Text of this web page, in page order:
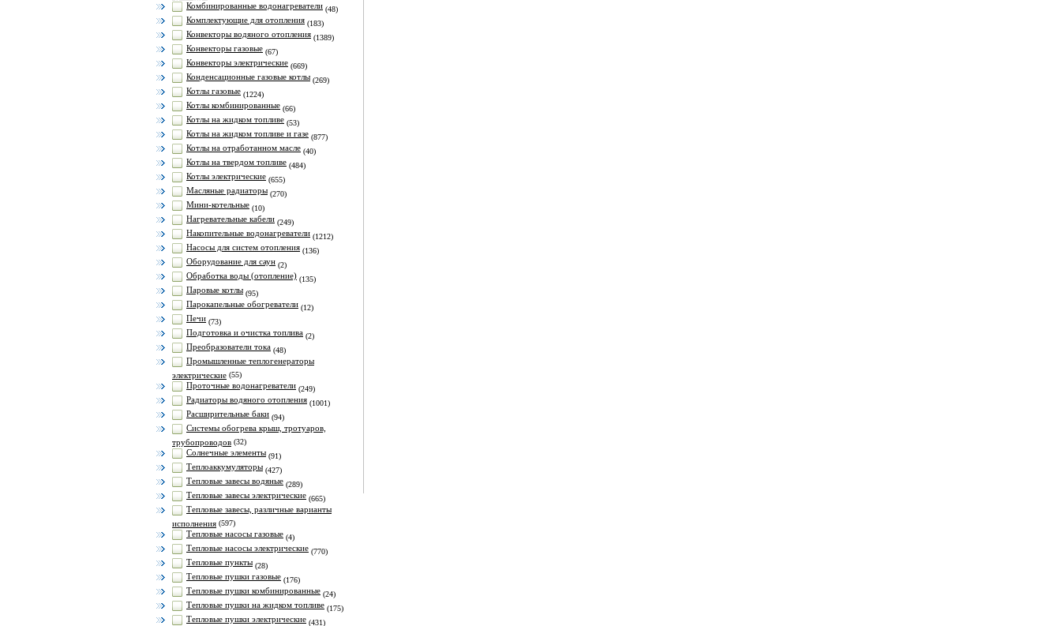
Комбинированные водонагреватели (48)
Комплектующие для отопления (183)
Конвекторы водяного отопления (1389)
Конвекторы газовые (67)
Конвекторы электрические (669)
Конденсационные газовые котлы (269)
Котлы газовые (1224)
Котлы комбинированные (66)
Котлы на жидком топливе (53)
Котлы на жидком топливе и газе (877)
Котлы на отработанном масле (40)
Котлы на твердом топливе (484)
Котлы электрические (655)
Масляные радиаторы (270)
Мини-котельные (10)
Нагревательные кабели (249)
Накопительные водонагреватели (1212)
Насосы для систем отопления (136)
Оборудование для саун (2)
Обработка воды (отопление) (135)
Паровые котлы (95)
Парокапельные обогреватели (12)
Печи (73)
Подготовка и очистка топлива (2)
Преобразователи тока (48)
Промышленные теплогенераторы
электрические (55)
Проточные водонагреватели (249)
Радиаторы водяного отопления (1001)
Расширительные баки (94)
Системы обогрева крыш, тротуаров,
трубопроводов (32)
Солнечные элементы (91)
Теплоаккумуляторы (427)
Тепловые завесы водяные (289)
Тепловые завесы электрические (665)
Тепловые завесы, различные варианты
исполнения (597)
Тепловые насосы газовые (4)
Тепловые насосы электрические (770)
Тепловые пункты (28)
Тепловые пушки газовые (176)
Тепловые пушки комбинированные (24)
Тепловые пушки на жидком топливе (175)
Тепловые пушки электрические (431)